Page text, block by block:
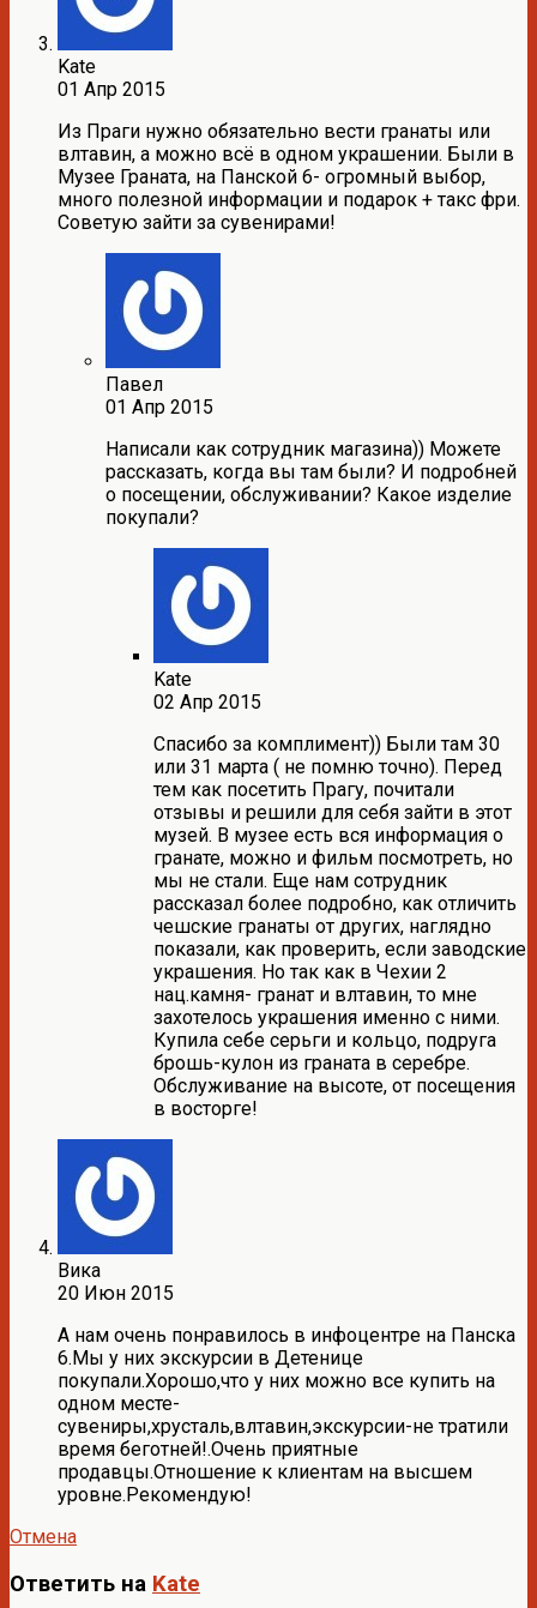
Kate
01 Апр 2015
Из Праги нужно обязательно вести гранаты или
влтавин, а можно всё в одном украшении. Были в
Музее Граната, на Панской 6- огромный выбор,
много полезной информации и подарок + такс фри.
Советую зайти за сувенирами!
Павел
01 Апр 2015
Написали как сотрудник магазина)) Можете
рассказать, когда вы там были? И подробней
о посещении, обслуживании? Какое изделие
покупали?
Kate
02 Апр 2015
Спасибо за комплимент)) Были там 30
или 31 марта ( не помню точно). Перед
тем как посетить Прагу, почитали
отзывы и решили для себя зайти в этот
музей. В музее есть вся информация о
гранате, можно и фильм посмотреть, но
мы не стали. Еще нам сотрудник
рассказал более подробно, как отличить
чешские гранаты от других, наглядно
показали, как проверить, если заводские
украшения. Но так как в Чехии 2
нац.камня- гранат и влтавин, то мне
захотелось украшения именно с ними.
Купила себе серьги и кольцо, подруга
брошь-кулон из граната в серебре.
Обслуживание на высоте, от посещения
в восторге!
Вика
20 Июн 2015
А нам очень понравилось в инфоцентре на Панска
6.Мы у них экскурсии в Детенице
покупали.Хорошо,что у них можно все купить на
одном месте-
сувениры,хрусталь,влтавин,экскурсии-не тратили
время беготней!.Очень приятные
продавцы.Отношение к клиентам на высшем
уровне.Рекомендую!
Отмена
Ответить на Kate